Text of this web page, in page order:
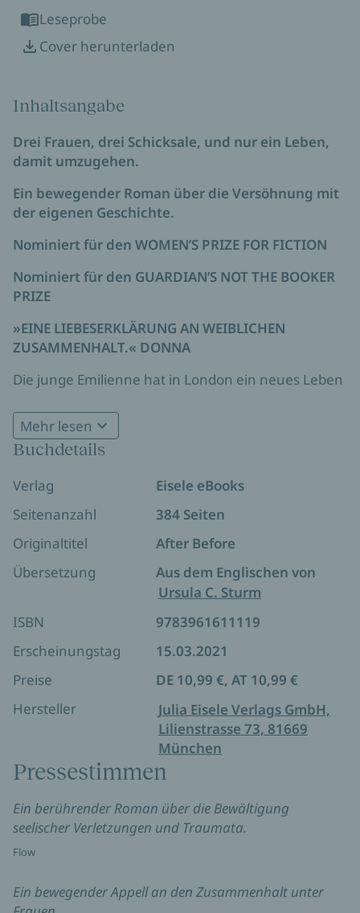
Leseprobe
Cover herunterladen
Inhaltsangabe
Drei Frauen, drei Schicksale, und nur ein Leben,
damit umzugehen.
Ein bewegender Roman über die Versöhnung mit
der eigenen Geschichte.
Nominiert für den WOMEN’S PRIZE FOR FICTION
Nominiert für den GUARDIAN’S NOT THE BOOKER
PRIZE
»EINE LIEBESERKLÄRUNG AN WEIBLICHEN
ZUSAMMENHALT.« DONNA
Die junge Emilienne hat in London ein neues Leben
Heimat Ruanda versucht sie zu verdrängen.
Vera hat in jungen Jahren einen Fehltritt begangen
– wenn nur ihre quälenden Schuldgefühle nicht
wären und die Unmöglichkeit, ihrem Verlobten
rechnet schonungslos mit den verpassten Chancen
Alle drei Frauen werden von dunklen
Geheimnissen und seelischen Verletzungen
ihnen nicht, die Dämonen ihrer Vergangenheit zu
verscheuchen. Erst als sich ihre Wege eines kalten
Winters kreuzen, bewegt sich etwas in ihnen – und
langsam, ganz langsam, beginnen sie, einander zu
stützen und für die Zukunft zu stärken.
Mehr lesen
Buchdetails
Verlag
Eisele eBooks
Seitenanzahl
384 Seiten
Originaltitel
After Before
Übersetzung
Aus dem Englischen von
Ursula C. Sturm
ISBN
9783961611119
Erscheinungstag
15.03.2021
Preise
DE 10,99 €, AT 10,99 €
Hersteller
Julia Eisele Verlags GmbH,
Lilienstrasse 73, 81669
München
Pressestimmen
Ein berührender Roman über die Bewältigung
seelischer Verletzungen und Traumata.
Flow
Ein bewegender Appell an den Zusammenhalt unter